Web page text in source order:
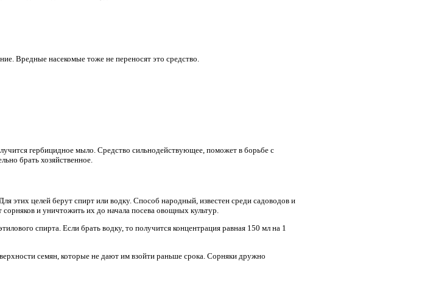
Вредные насекомые тоже не переносят это средство.
гербицидное мыло. Средство сильнодействующее, поможет в борьбе с
брать хозяйственное.
этих целей берут спирт или водку. Способ народный, известен среди садоводов и
и уничтожить их до начала посева овощных культур.
спирта. Если брать водку, то получится концентрация равная 150 мл на 1
семян, которые не дают им взойти раньше срока. Сорняки дружно